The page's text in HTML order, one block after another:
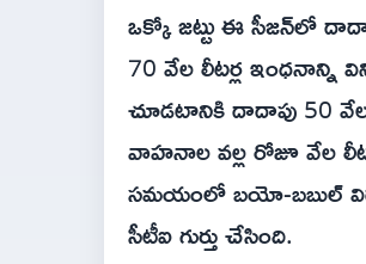
ఒక్కో జట్టు ఈ సీజన్‌లో
70 వేల లీటర్ల
చూడటానికి దాదాపు 50 వేల
వాహనాల వల్ల రోజూ వేల
సమయంలో బయో-బబుల్
సీటీఐ గుర్తు చేసింది.